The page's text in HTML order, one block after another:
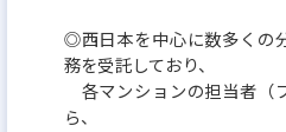
◎西日本を中心に数多くの
務を受託しており、
各マンションの担当者（
ら、